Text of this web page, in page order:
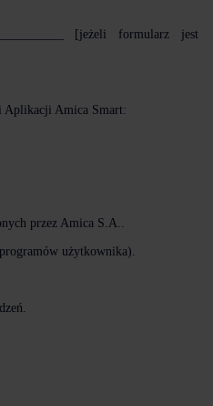
[jeżeli formularz jest
Aplikacji Amica Smart:
przez Amica S.A..
użytkownika).